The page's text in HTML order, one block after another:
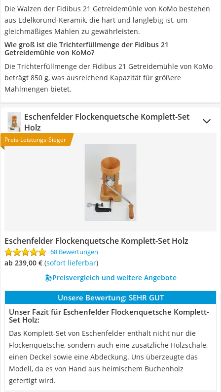
Die Walzen der Fidibus 21 Getreidemühle von KoMo bestehen
aus Edelkorund-Keramik, die hart und langlebig ist, um
gleichmäßiges Mahlen zu gewährleisten.
Wie groß ist die Trichterfüllmenge der Fidibus 21
Getreidemühle von KoMo?
Die Trichterfüllmenge der Fidibus 21 Getreidemühle von KoMo
beträgt 850 g, was ausreichend Kapazität für größere
Mahlmengen bietet.
Eschenfelder Flockenquetsche Komplett-Set
Holz
Preis-Leistungs-Sieger
Eschenfelder Flockenquetsche Komplett-Set Holz
68 Bewertungen
ab 239,00 € ( Sofort lieferbar)
Preisvergleich und weitere Angebote
Unsere Bewertung: SEHR GUT
Unser Fazit für Eschenfelder Flockenquetsche Komplett-
Set Holz:
Das Komplett-Set von Eschenfelder enthält nicht nur die
Flockenquetsche, sondern auch eine zusätzliche Holzschale,
einen Deckel sowie eine Abdeckung. Uns überzeugte das
Modell, da es von Hand aus heimischem Buchenholz
gefertigt wird.